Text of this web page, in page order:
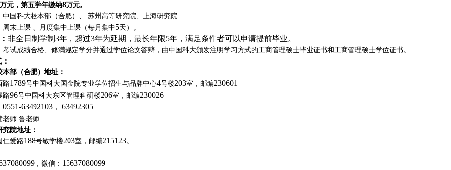
万元，第五学年缴纳8万元。
中国科大校本部（合肥）、 苏州高等研究院、上海研究院
周末上课 、月度集中上课（每月集中5天）。
非全日制学制 3年，超过3年为延期，最长年限5年，满足条件者可以申请提前毕业。
考试成绩合格、修满规定学分并通过学位论文答辩，由中国科大颁发注明学习方式的工商管理硕士毕业证书和工商管理硕士学位证书。
本部（合肥）地址：
路1789号中国科大国金院专业学位招生与品牌中心4号楼203室，邮编230601
路96号中国科大东区管理科研楼206室，邮编230026
0551-63492103， 63492305
老师 鲁老师
院地址：
仁爱路188号敏学楼203室，邮编215123。
，微信： 13637080099